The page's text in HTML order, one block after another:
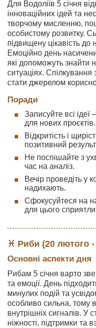
Для Водоліїв 5 січня
інноваційних ідей та
творчому мисленню,
особистому розвитку.
підвищену цікавість
Емоційно день
які допоможуть знайти
ситуаціях.
стати джерелом
Поради
Записуйте всі
для нових проєктів.
Відкритість і
позитивний
Не поспішайте з
час на аналіз.
Вечір проведіть у
надихають.
Сфокусуйтеся на
для цього
♓ Риби (20 лютого
Основні аспекти дня
Рибам 5 січня варто
та емоції. День
минулих подій та
особливо сильна, тому
внутрішніх сигналів. У
ніжності, підтримки та